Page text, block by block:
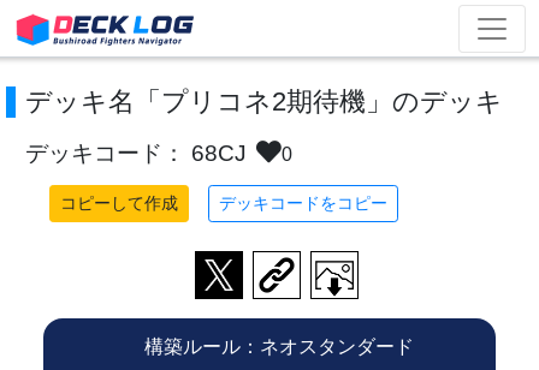
デッキ名「プリコネ2期待機」のデッキ
デッキコード： 68CJ 0
コピーして作成 デッキコードをコピー
構築ルール：ネオスタンダード